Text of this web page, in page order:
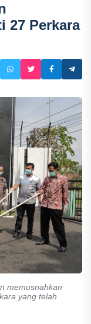
27 Perkara
memusnahkan
yang telah